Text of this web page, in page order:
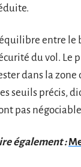
entre
du vol. Le
dans la
seuils précis,
pas
également :